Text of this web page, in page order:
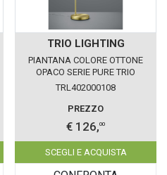
TRIO LIGHTING
PIANTANA COLORE OTTONE
OPACO SERIE PURE TRIO
LIGHTING 402000108
TRL402000108
PREZZO
€ 126,00
SCEGLI E ACQUISTA